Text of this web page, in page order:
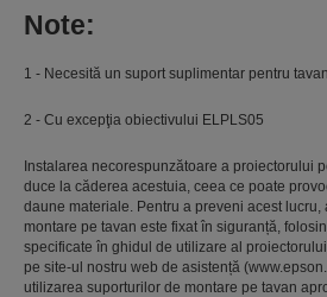
Note:
1 - Necesită un suport suplimentar pentru tavan
2 - Cu excepţia obiectivului ELPLS05
Instalarea necorespunzătoare a proiectorului
duce la căderea acestuia, ceea ce poate
daune materiale. Pentru a preveni acest
montare pe tavan este fixat în siguranță,
specificate în ghidul de utilizare al
pe site-ul nostru web de asistență
utilizarea suporturilor de montare pe tavan